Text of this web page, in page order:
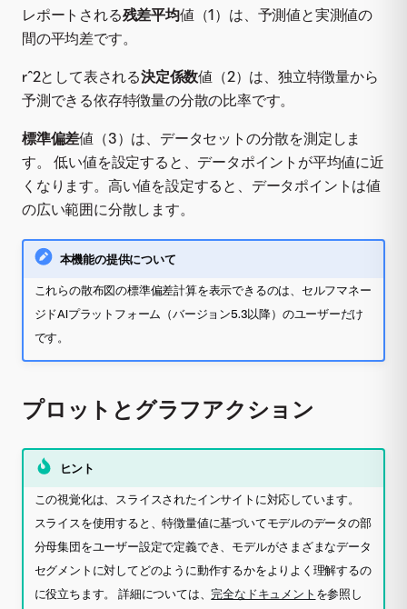
レポートされる残差平均値（1）は、予測値と実測値の
間の平均差です。
r^2として表される決定係数値（2）は、独立特徴量から
予測できる依存特徴量の分散の比率です。
標準偏差値（3）は、データセットの分散を測定しま
す。 低い値を設定すると、データポイントが平均値に近
くなります。高い値を設定すると、データポイントは値
の広い範囲に分散します。
本機能の提供について
これらの散布図の標準偏差計算を表示できるのは、セルフマネー
ジドAIプラットフォーム（バージョン5.3以降）のユーザーだけ
です。
プロットとグラフアクション
ヒント
この視覚化は、スライスされたインサイトに対応しています。
スライスを使用すると、特徴量値に基づいてモデルのデータの部
分母集団をユーザー設定で定義でき、モデルがさまざまなデータ
セグメントに対してどのように動作するかをよりよく理解するの
に役立ちます。 詳細については、完全なドキュメント を参照し